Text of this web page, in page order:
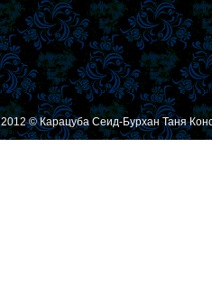
2012 © Карацуба Сеид-Бурхан Таня